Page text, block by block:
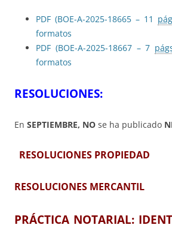
PDF (BOE-A-2025-18665 – 11
formatos
PDF (BOE-A-2025-18667 – 7
formatos
RESOLUCIONES:
En SEPTIEMBRE, NO se ha publicado
RESOLUCIONES PROPIEDAD
RESOLUCIONES MERCANTIL
PRÁCTICA NOTARIAL: